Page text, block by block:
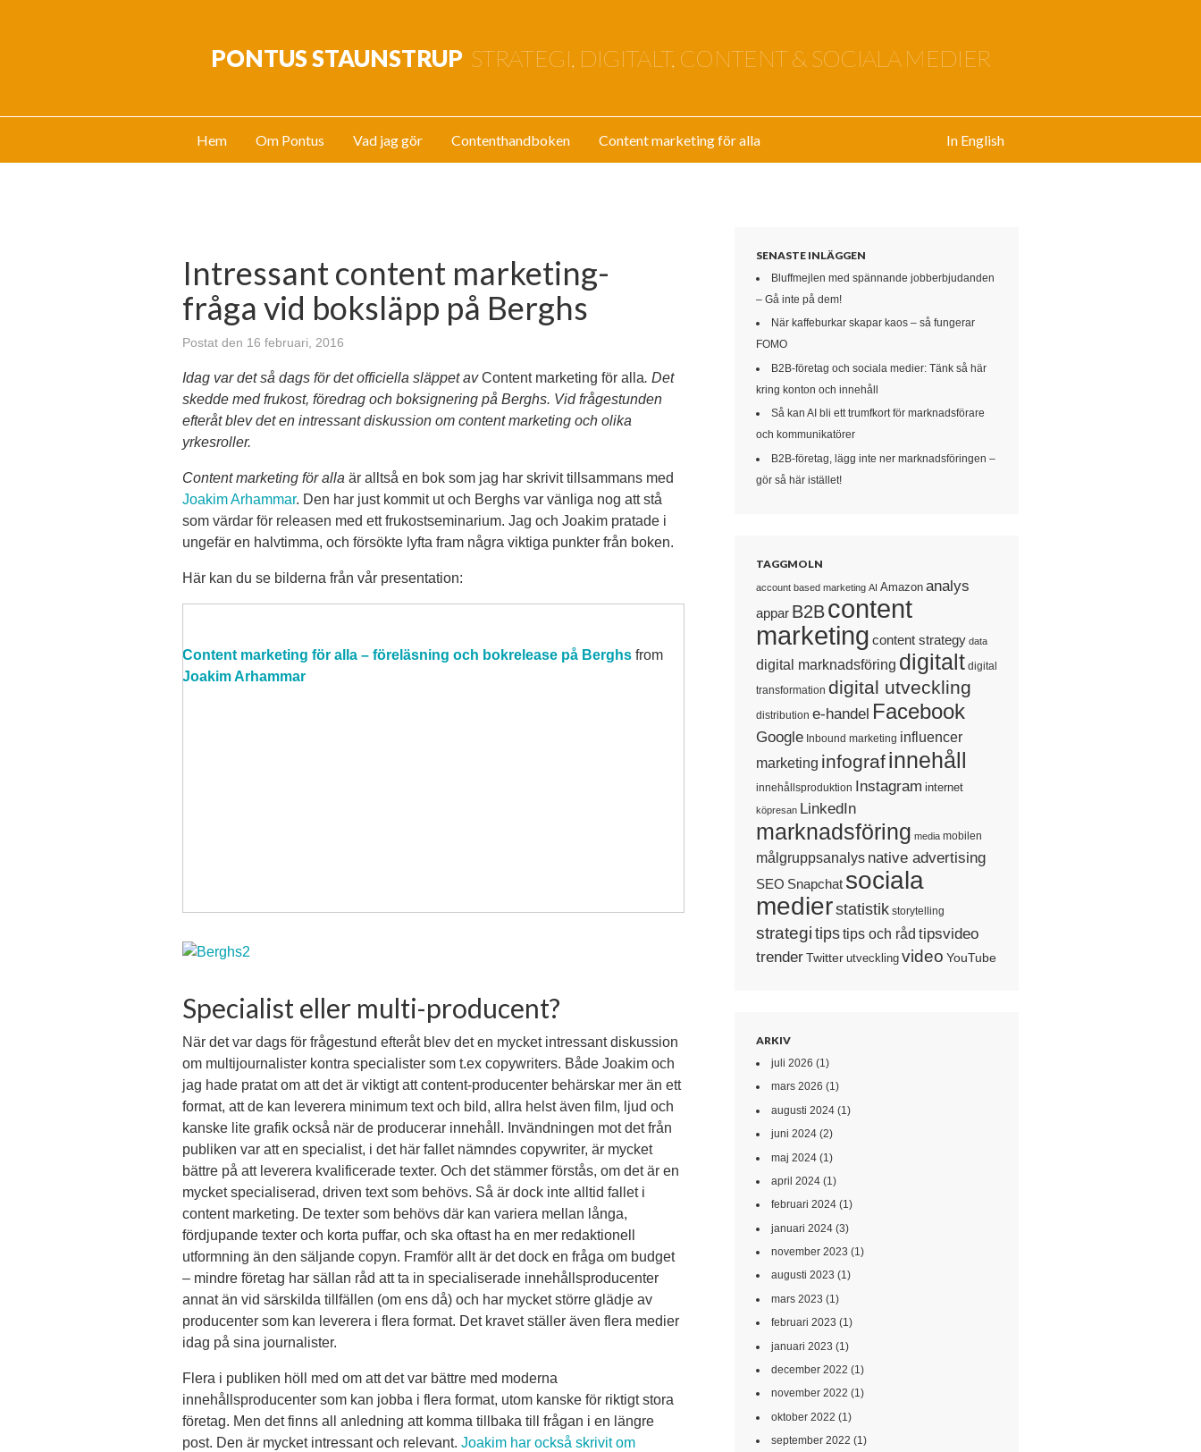
PONTUS STAUNSTRUP STRATEGI, DIGITALT, CONTENT & SOCIALA MEDIER
Hem Om Pontus Vad jag gör Contenthandboken Content marketing för alla In English
Intressant content marketing-
fråga vid boksläpp på Berghs
Postat den 16 februari, 2016
Idag var det så dags för det officiella släppet avContent marketing för alla. Det
skedde med frukost, föredrag och boksignering på Berghs. Vid frågestunden
efteråt blev det en intressant diskussion om content marketing och olika
yrkesroller.
Content marketing för alla är alltså en bok som jag har skrivit tillsammans med
Joakim Arhammar. Den har just kommit ut och Berghs var vänliga nog att stå
som värdar för releasen med ett frukostseminarium. Jag och Joakim pratade i
ungefär en halvtimma, och försökte lyfta fram några viktiga punkter från boken.
Här kan du se bilderna från vår presentation:
Content marketing för alla – föreläsning och bokrelease på Berghs from
Joakim Arhammar
Specialist eller multi-producent?
När det var dags för frågestund efteråt blev det en mycket intressant diskussion
om multijournalister kontra specialister som t.ex copywriters. Både Joakim och
jag hade pratat om att det är viktigt att content-producenter behärskar mer än ett
format, att de kan leverera minimum text och bild, allra helst även film, ljud och
kanske lite grafik också när de producerar innehåll. Invändningen mot det från
publiken var att en specialist, i det här fallet nämndes copywriter, är mycket
bättre på att leverera kvalificerade texter. Och det stämmer förstås, om det är en
mycket specialiserad, driven text som behövs. Så är dock inte alltid fallet i
content marketing. De texter som behövs där kan variera mellan långa,
fördjupande texter och korta puffar, och ska oftast ha en mer redaktionell
utformning än den säljande copyn. Framför allt är det dock en fråga om budget
– mindre företag har sällan råd att ta in specialiserade innehållsproducenter
annat än vid särskilda tillfällen (om ens då) och har mycket större glädje av
producenter som kan leverera i flera format. Det kravet ställer även flera medier
idag på sina journalister.
Flera i publiken höll med om att det var bättre med moderna
innehållsproducenter som kan jobba i flera format, utom kanske för riktigt stora
företag. Men det finns all anledning att komma tillbaka till frågan i en längre
post. Den är mycket intressant och relevant. Joakim har också skrivit om
SENASTE INLÄGGEN
Bluffmejlen med spännande jobberbjudanden
– Gå inte på dem!
När kaffeburkar skapar kaos – så fungerar
FOMO
B2B-företag och sociala medier: Tänk så här
kring konton och innehåll
Så kan AI bli ett trumfkort för marknadsförare
och kommunikatörer
B2B-företag, lägg inte ner marknadsföringen –
gör så här istället!
TAGGMOLN
account based marketing AI Amazon analys
appar B2Bcontent
marketing content strategy data
digital marknadsföring digitalt digital
transformation digital utveckling
distribution e-handel Facebook
Google Inbound marketing influencer
marketing infografinnehåll
innehållsproduktion Instagram internet
köpresan LinkedIn
marknadsföring media mobilen
målgruppsanalys native advertising
SEO Snapchat sociala
medierstatistik storytelling
strategi tipstips och råd tipsvideo
trender Twitter utveckling video YouTube
ARKIV
juli 2026 (1)
mars 2026 (1)
augusti 2024(1)
juni 2024(2)
maj 2024(1)
april 2024(1)
februari 2024(1)
januari 2024(3)
november 2023 (1)
augusti 2023 (1)
mars 2023 (1)
februari 2023 (1)
januari 2023 (1)
december 2022 (1)
november 2022 (1)
oktober 2022 (1)
september 2022 (1)